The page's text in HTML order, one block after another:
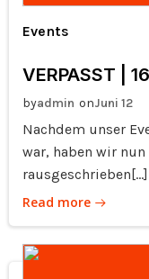
Events
VERPASST |
byadmin onJuni 12
Nachdem unser
war, haben wir
rausgeschrieben[…]
Read more